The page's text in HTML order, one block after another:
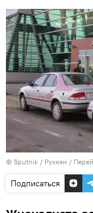
© Sputnik / Рухкян /
Подписаться